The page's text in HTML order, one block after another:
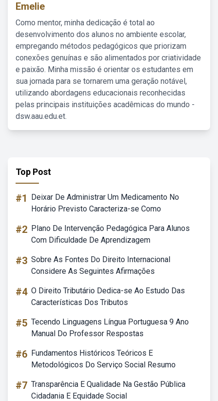
Emelie
Como mentor, minha dedicação é total ao
desenvolvimento dos alunos no ambiente escolar,
empregando métodos pedagógicos que priorizam
conexões genuínas e são alimentados por criatividade
e paixão. Minha missão é orientar os estudantes em
sua jornada para se tornarem uma geração notável,
utilizando abordagens educacionais reconhecidas
pelas principais instituições acadêmicas do mundo -
dsw.aau.edu.et.
Top Post
#1
Deixar De Administrar Um Medicamento No
Horário Previsto Caracteriza-se Como
#2 Plano De Intervenção Pedagógica Para Alunos
Com Dificuldade De Aprendizagem
#3 Sobre As Fontes Do Direito Internacional
Considere As Seguintes Afirmações
#4 O Direito Tributário Dedica-se Ao Estudo Das
Características Dos Tributos
#5 Tecendo Linguagens Língua Portuguesa 9 Ano
Manual Do Professor Respostas
#6 Fundamentos Históricos Teóricos E
Metodológicos Do Serviço Social Resumo
#7 Transparência E Qualidade Na Gestão Pública
Cidadania E Equidade Social